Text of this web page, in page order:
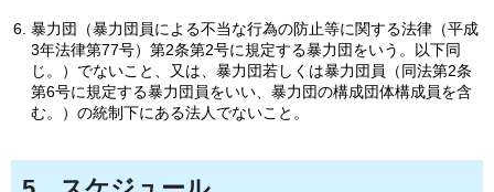
暴力団（暴力団員による不当な行為の防止等に関する法律（平成
3年法律第77号）第2条第2号に規定する暴力団をいう。以下同
じ。）でないこと、又は、暴力団若しくは暴力団員（同法第2条
第6号に規定する暴力団員をいい、暴力団の構成団体構成員を含
む。）の統制下にある法人でないこと。